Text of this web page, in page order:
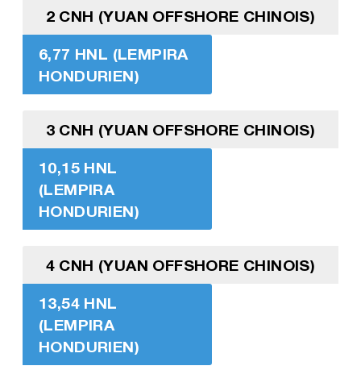
2 CNH (YUAN OFFSHORE CHINOIS)
6,77 HNL (LEMPIRA
HONDURIEN)
3 CNH (YUAN OFFSHORE CHINOIS)
10,15 HNL
(LEMPIRA
HONDURIEN)
4 CNH (YUAN OFFSHORE CHINOIS)
13,54 HNL
(LEMPIRA
HONDURIEN)